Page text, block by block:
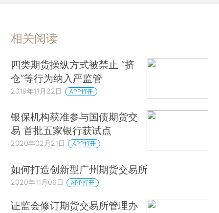
相关阅读
四类期货操纵方式被禁止 “挤
仓”等行为纳入严监管
2019年11月22日 APP打开
银保机构获准参与国债期货交
易 首批五家银行获试点
2020年02月21日 APP打开
如何打造创新型广州期货交易所
2020年11月06日 APP打开
证监会修订期货交易所管理办